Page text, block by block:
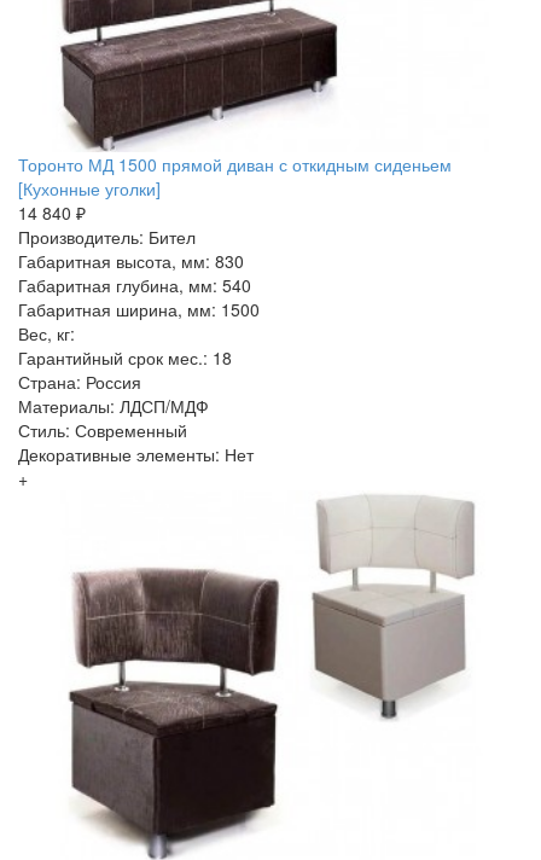
Торонто МД 1500 прямой диван с откидным сиденьем
[Кухонные уголки]
14 840 ₽
Производитель: Бител
Габаритная высота, мм: 830
Габаритная глубина, мм: 540
Габаритная ширина, мм: 1500
Вес, кг:
Гарантийный срок мес.: 18
Страна: Россия
Материалы: ЛДСП/МДФ
Стиль: Современный
Декоративные элементы: Нет
+